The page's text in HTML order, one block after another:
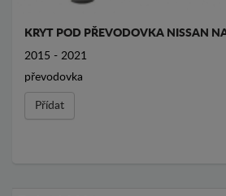
KRYT POD PŘEVODOVKA NISSAN
2015 - 2021
převodovka
Přídat